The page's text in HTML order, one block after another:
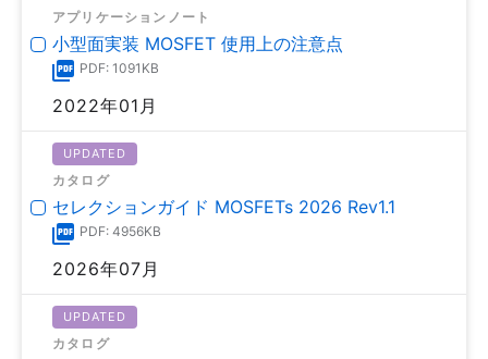
アプリケーションノート
小型面実装 MOSFET 使用上の注意点
PDF: 1091KB
2022年01月
UPDATED
カタログ
セレクションガイド MOSFETs 2026 Rev1.1
PDF: 4956KB
2026年07月
UPDATED
カタログ